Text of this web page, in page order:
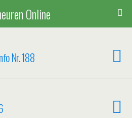
Online
Nr. 188